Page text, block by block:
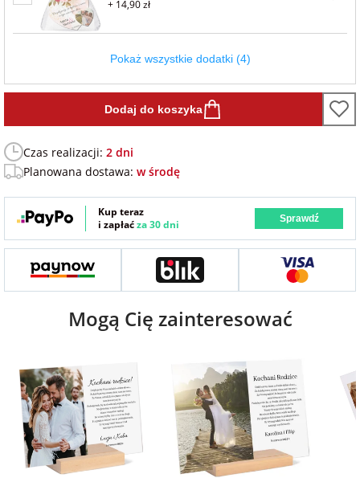
Fotoksiążki
na Dzień Kobiet
na walentynki
na mikołajki
świąteczny
na Dzień Babci i
na Wielkanoc
na wieczór
panieński
dla przyjaciela
+ 14,90 zł
Pokaż wszystkie dodatki (4)
Dodaj do koszyka
Czas realizacji: 2 dni
Planowana dostawa: w środę
Kup teraz
i zapłaćza 30 dni Sprawdź
Mogą Cię zainteresować